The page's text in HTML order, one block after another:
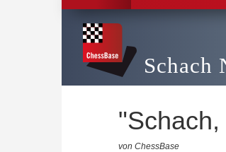
Schach
von ChessBase